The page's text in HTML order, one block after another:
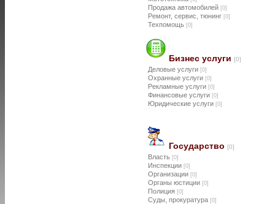
Продажа автомобилей [0]
Ремонт, сервис, тюнинг [0]
Техпомощь [0]
Бизнес услуги [0]
Деловые услуги [0]
Охранные услуги [0]
Рекламные услуги [0]
Финансовые услуги [0]
Юридические услуги [0]
Государство [0]
Власть [0]
Инспекции [0]
Организации [0]
Органы юстиции [0]
Полиция [0]
Суды, прокуратура [0]